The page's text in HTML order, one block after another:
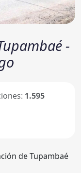
-
1.595
de Tupambaé